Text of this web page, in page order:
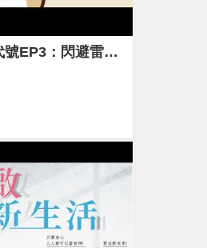
【求職求職防騙宣導-任務代號EP3：閃避雷區】